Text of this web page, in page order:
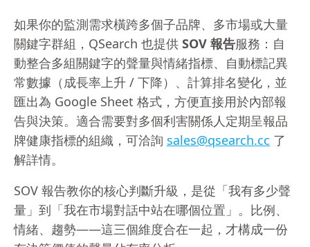
如果你的監測需求橫跨多個子品牌、多市場或大量
關鍵字群組，QSearch 也提供 SOV 報告服務：自
動整合多組關鍵字的聲量與情緒指標、自動標記異
常數據（成長率上升 / 下降）、計算排名變化，並
匯出為 Google Sheet 格式，方便直接用於內部報
告與決策。適合需要對多個利害關係人定期呈報品
牌健康指標的組織，可洽詢 sales@qsearch.cc 了
解詳情。
SOV 報告教你的核心判斷升級，是從「我有多少聲
量」到「我在市場對話中站在哪個位置」。比例、
情緒、趨勢——這三個維度合在一起，才構成一份